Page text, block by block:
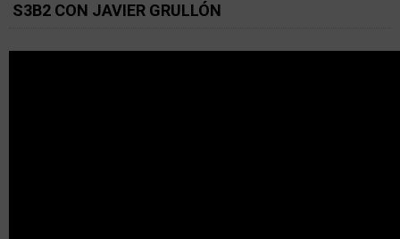
S3B2 CON JAVIER GRULLÓN